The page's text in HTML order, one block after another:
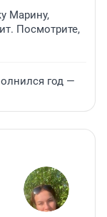
Марину,
Посмотрите,
год —